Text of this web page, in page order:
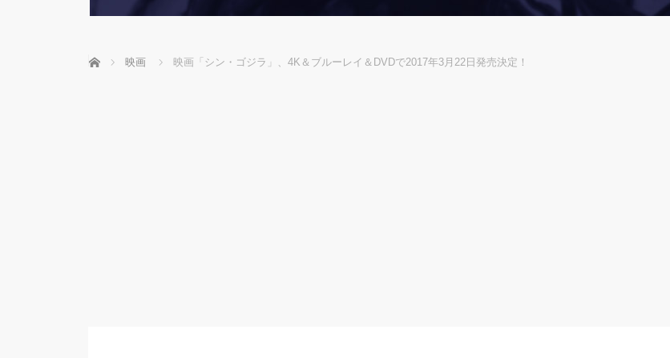
ホーム 映画 映画「シン・ゴジラ」、4K＆ブルーレイ＆DVDで2017年3月22日発売決定！